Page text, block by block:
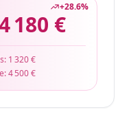
+28.6%
180 €
1 320 €
4 500 €